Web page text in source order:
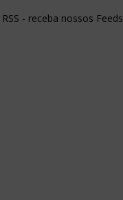
RSS - receba nossos Feeds